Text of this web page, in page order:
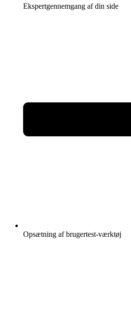
Ekspertgennemgang af din side
Opsætning af brugertest-værktøj